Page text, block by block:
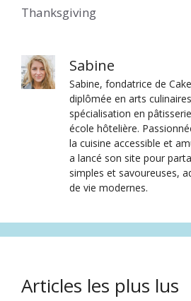
Thanksgiving
Sabine
Sabine, fondatrice de
diplômée en arts
spécialisation en
école hôtelière.
la cuisine accessible et
a lancé son site pour
simples et savoureuses,
de vie modernes.
Articles les plus lus